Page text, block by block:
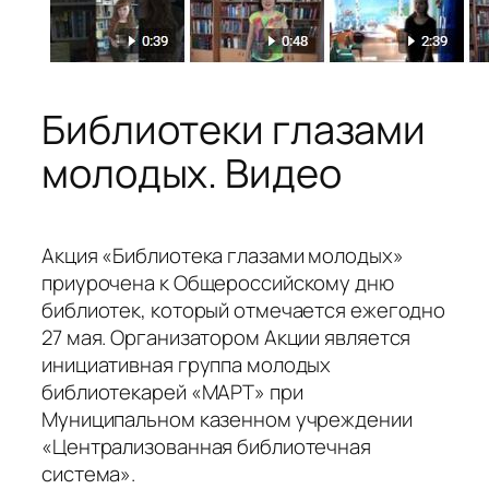
Библиотеки глазами
молодых. Видео
Акция «Библиотека глазами молодых»
приурочена к Общероссийскому дню
библиотек, который отмечается ежегодно
27 мая. Организатором Акции является
инициативная группа молодых
библиотекарей «МАРТ» при
Муниципальном казенном учреждении
«Централизованная библиотечная
система».